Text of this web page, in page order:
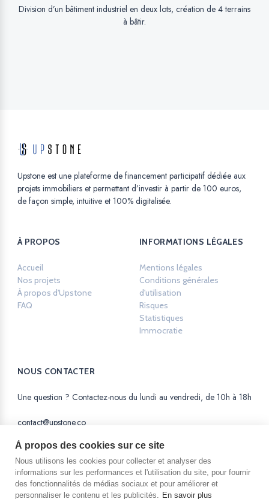
Division d’un bâtiment industriel en deux lots, création de 4 terrains
à bâtir.
Upstone est une plateforme de financement participatif dédiée aux
projets immobiliers et permettant d’investir à partir de 100 euros,
de façon simple, intuitive et 100% digitalisée.
À PROPOS
Accueil
Nos projets
À propos d'Upstone
FAQ
INFORMATIONS LÉGALES
Mentions légales
Conditions générales
d'utilisation
Risques
Statistiques
Immocratie
NOUS CONTACTER
Une question ? Contactez-nous du lundi au vendredi, de 10h à 18h
contact@upstone.co
La SAS AM Equity est une Société par Actions
À propos des cookies sur ce site
Nous utilisons les cookies pour collecter et analyser des
informations sur les performances et l'utilisation du site, pour fournir
des fonctionnalités de médias sociaux et pour améliorer et
personnaliser le contenu et les publicités. En savoir plus